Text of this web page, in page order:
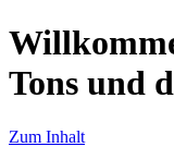
Tons und
Zum Inhalt